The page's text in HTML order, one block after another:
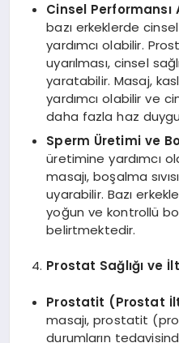
Cinsel Performansı
bazı erkeklerde
yardımcı olabilir.
uyarılması, cinsel
yaratabilir. Masaj,
yardımcı olabilir ve
daha fazla haz
Sperm Üretimi ve
üretimine yardımcı
masajı, boşalma
uyarabilir. Bazı
yoğun ve kontrollü
belirtmektedir.
Prostat Sağlığı ve
Prostatit (Prostat
masajı, prostatit
durumların